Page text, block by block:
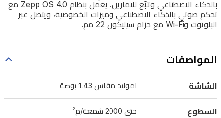
صُممت
لتتحمل
الظروف
هيكل
عسكري
ومقاومة
بالذكاء الاصطناعي وتتبّع للتمارين. يعمل بنظام Zepp OS 4.0 مع
تحكم صوتي بالذكاء الاصطناعي وميزات الخصوصية، ويتصل عبر
البلوتوث وWi-Fi مع حزام سيليكون 22 مم.
المواصفات
الشاشة اموليد مقاس 1.43 بوصة
السطوع حتى 2000 شمعة/م²